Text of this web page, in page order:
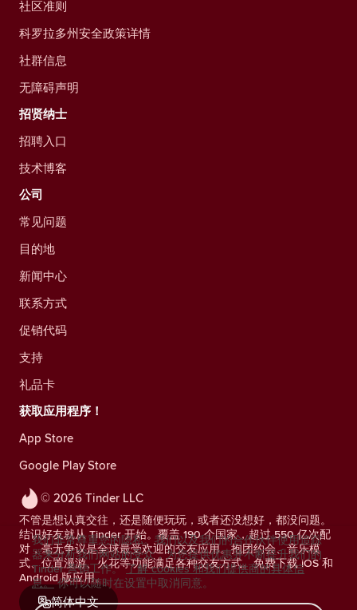
© 2026 Tinder LLC
不管是想认真交往，还是随便玩玩，或者还没想好，都没问题。
结识好友就从 Tinder 开始。覆盖 190 个国家，超过 550 亿次配
对，毫无争议是全球最受欢迎的交友应用。抱团约会、音乐模
式、位置漫游、火花等功能满足各种交友方式。免费下载 iOS 和
Android 版应用。
简体中文
社区准则
科罗拉多州安全政策详情
社群信息
无障碍声明
招贤纳士
招聘入口
技术博客
公司
常见问题
目的地
新闻中心
联系方式
促销代码
支持
礼品卡
获取应用程序！
App Store
Google Play Store
我们非常尊重您的隐私。我们以及我们的合作伙伴使用追踪
器来分析我们网站的受众，为您提供优惠并不断提升我们的
Tinder 营销工作。 了解 cookies 和我们提供商的具体信
息。 你可以随时在设置中取消同意。